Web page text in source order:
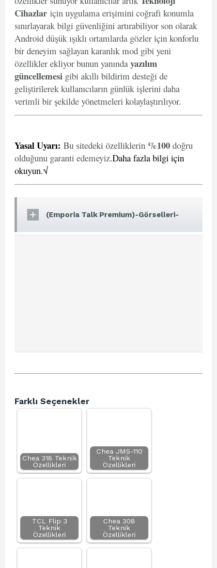
Cihazlar için uygulama erişimini coğrafi konumla
sınırlayarak bilgi güvenliğini artırabiliyor son olarak
Android düşük ışıklı ortamlarda gözler için konforlu
bir deneyim sağlayan karanlık mod gibi yeni
özellikler ekliyor bunun yanında yazılım
güncellemesi gibi akıllı bildirim desteği de
geliştirilerek kullanıcıların günlük işlerini daha
verimli bir şekilde yönetmeleri kolaylaştırılıyor.
Yasal Uyarı: Bu sitedeki özelliklerin %100 doğru
olduğunu garanti edemeyiz.Daha fazla bilgi için
okuyun.√
(Emporia Talk Premium)-Görselleri-
Farklı Seçenekler
Chea 318 Teknik
Özellikleri
Chea JMS-110
Teknik
Özellikleri
TCL Flip 3
Teknik
Özellikleri
Chea 308
Teknik
Özellikleri